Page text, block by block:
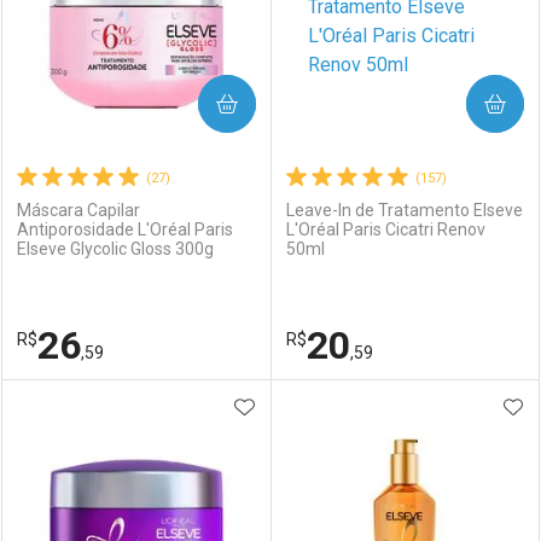
(27)
Máscara Capilar
Antiporosidade L'Oréal Paris
Elseve Glycolic Gloss 300g
R$26,59
COMPRAR
Laboratório
Por Menos
(157)
Leave-In de Tratamento Elseve
L'Oréal Paris Cicatri Renov
50ml
R$20,59
COMPRAR
Laboratório
Por Menos
ADICIONAR AOS FAVORITOS